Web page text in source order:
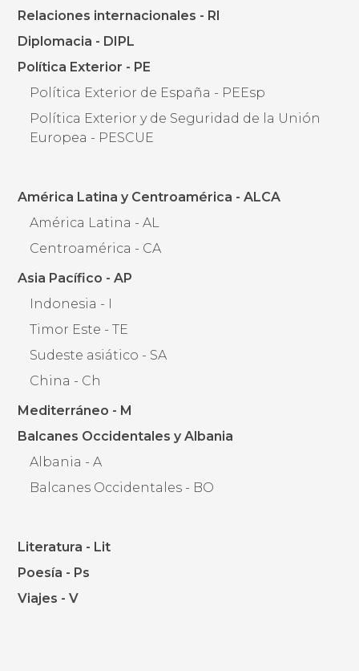
Relaciones internacionales - RI
Diplomacia - DIPL
Política Exterior - PE
Política Exterior de España - PEEsp
Política Exterior y de Seguridad de la Unión
Europea - PESCUE
América Latina y Centroamérica - ALCA
América Latina - AL
Centroamérica - CA
Asia Pacífico - AP
Indonesia - I
Timor Este - TE
Sudeste asiático - SA
China - Ch
Mediterráneo - M
Balcanes Occidentales y Albania
Albania - A
Balcanes Occidentales - BO
Literatura - Lit
Poesía - Ps
Viajes - V